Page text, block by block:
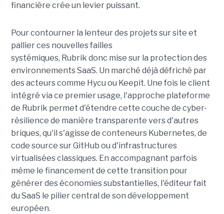
financière crée un levier puissant.
Pour contourner la lenteur des projets sur site et
pallier ces nouvelles failles
systémiques, Rubrik donc mise sur la protection des
environnements SaaS. Un marché déjà défriché par
des acteurs comme Hycu ou Keepit. Une fois le client
intégré via ce premier usage, l'approche plateforme
de Rubrik permet d'étendre cette couche de cyber-
résilience de manière transparente vers d'autres
briques, qu'il s'agisse de conteneurs Kubernetes, de
code source sur GitHub ou d'infrastructures
virtualisées classiques. En accompagnant parfois
même le financement de cette transition pour
générer des économies substantielles, l'éditeur fait
du SaaS le pilier central de son développement
européen.